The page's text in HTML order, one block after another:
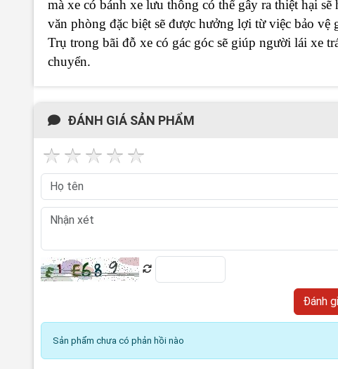
mà xe có bánh xe lưu thông có thể gây ra thiệt hại
văn phòng đặc biệt sẽ được hưởng lợi từ việc bảo vệ
Trụ trong bãi đỗ xe có gác góc sẽ giúp người lái xe
chuyển.
ĐÁNH GIÁ SẢN PHẨM
Sản phẩm chưa có phản hồi nào